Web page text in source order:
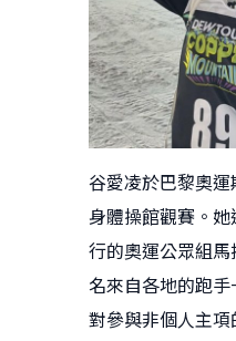
谷愛凌於巴黎奧
身體操館觀賽。
行的奧運公眾組
名來自各地的跑
對參與非個人主